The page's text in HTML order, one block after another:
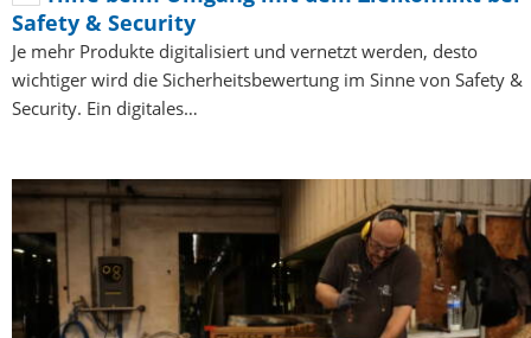
Safety & Security
Je mehr Produkte digitalisiert und vernetzt werden, desto
wichtiger wird die Sicherheitsbewertung im Sinne von Safety &
Security. Ein digitales…